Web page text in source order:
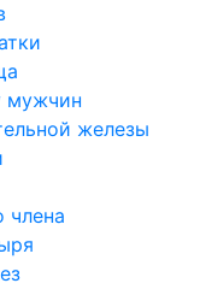
мужчин
железы
члена